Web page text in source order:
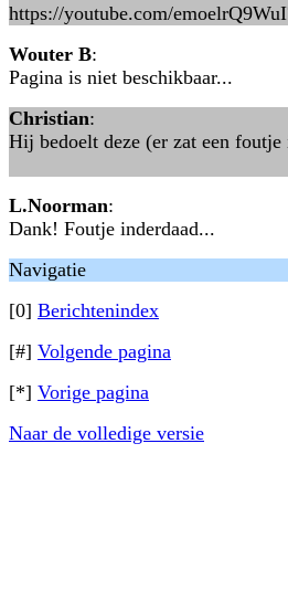
https://youtube.com/
Wouter B:
Pagina is niet beschikbaar...
Christian:
Hij bedoelt deze (er zat een
L.Noorman:
Dank! Foutje inderdaad...
Navigatie
[0] Berichtenindex
[#] Volgende pagina
[*] Vorige pagina
Naar de volledige versie